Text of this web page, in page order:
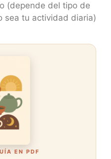
(depende del tipo de
sea tu actividad diaria)
EN PDF